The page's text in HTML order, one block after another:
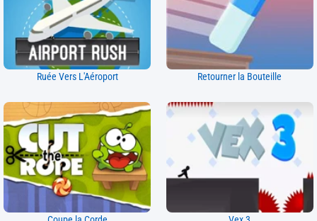
Ruée Vers L'Aéroport Retourner la Bouteille